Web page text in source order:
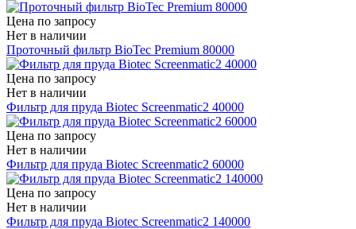
Цена по запросу
Нет в наличии
Проточный фильтр BioTec Premium 80000
Цена по запросу
Нет в наличии
Фильтр для пруда Biotec Screenmatic2 40000
Цена по запросу
Нет в наличии
Фильтр для пруда Biotec Screenmatic2 60000
Цена по запросу
Нет в наличии
Фильтр для пруда Biotec Screenmatic2 140000